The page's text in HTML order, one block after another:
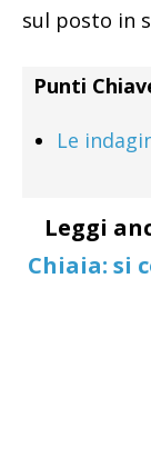
sul posto in
Punti
Le
Leggi
Chiaia: si